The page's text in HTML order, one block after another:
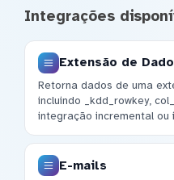
Integrações
Extensão de
Retorna dados de uma
incluindo _kdd_rowkey,
integração incremental ou
E-mails